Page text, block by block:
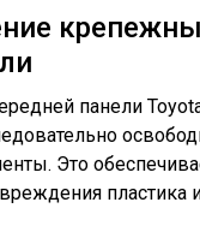
панели
Это
пластика